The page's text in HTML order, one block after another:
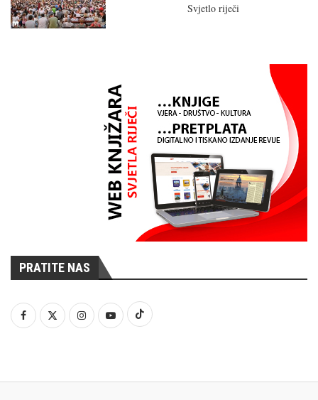
Svjetlo riječi
PRATITE NAS